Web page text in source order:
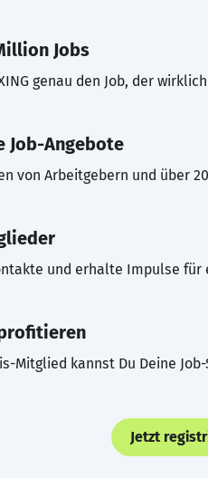
Jobs
genau den Job, der
Job-Angebote
von Arbeitgebern und über
und erhalte Impulse für
Mitglied kannst Du Deine
Jetzt